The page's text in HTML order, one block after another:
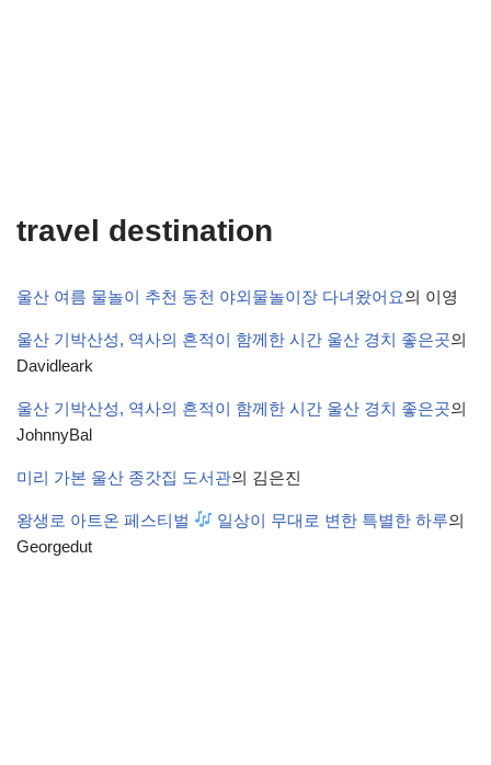
travel destination
울산 여름 물놀이 추천 동천 야외물놀이장 다녀왔어요의 이영
울산 기박산성, 역사의 흔적이 함께한 시간 울산 경치 좋은곳의
Davidleark
울산 기박산성, 역사의 흔적이 함께한 시간 울산 경치 좋은곳의
JohnnyBal
미리 가본 울산 종갓집 도서관의 김은진
왕생로 아트온 페스티벌 일상이 무대로 변한 특별한 하루의
Georgedut